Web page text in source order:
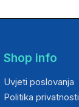
Shop info
Uvjeti poslovanja
Politika privatnosti